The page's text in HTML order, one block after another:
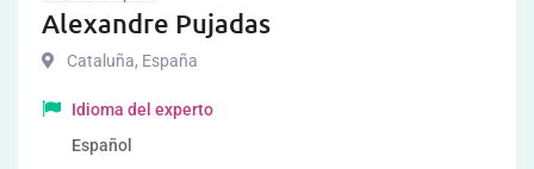
Alexandre Pujadas
Cataluña, España
Idioma del experto
Español